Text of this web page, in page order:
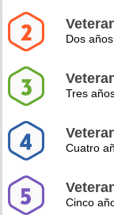
Dos
Tres
Cuatro
Cinco